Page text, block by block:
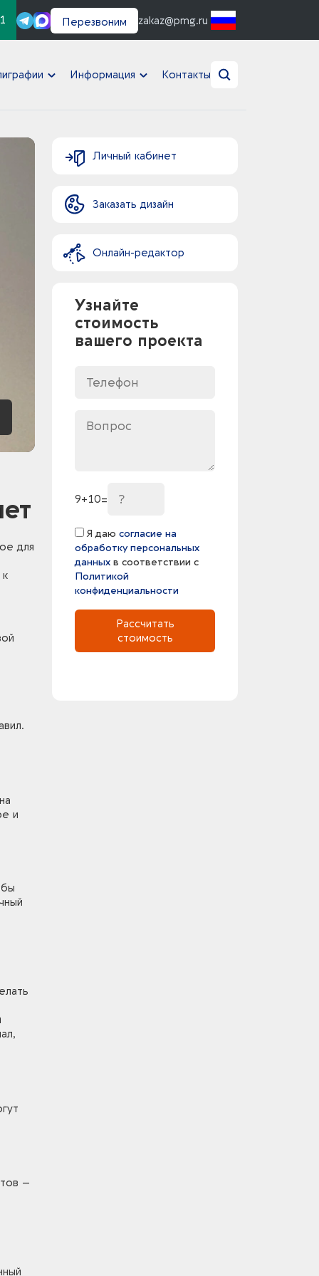
Перезвоним zakaz@pmg.ru
Информация Контакты
для
и
–
Личный кабинет
Заказать дизайн
Онлайн-редактор
Узнайте
стоимость
вашего проекта
9+10=
Я даю согласие на
обработку персональных
данных в соответствии с
Политикой
конфиденциальности
Рассчитать
стоимость